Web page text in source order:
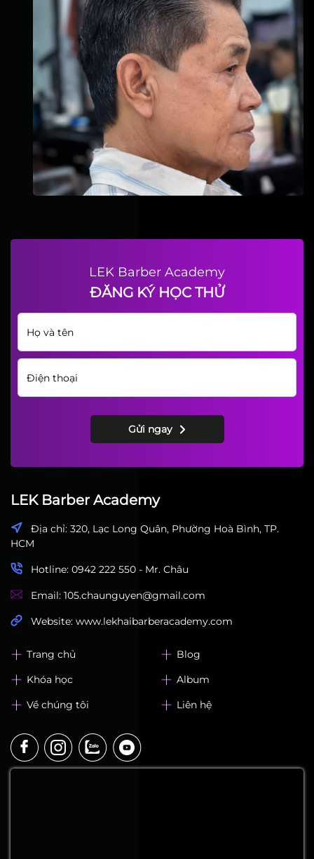
LEK Barber Academy
ĐĂNG KÝ HỌC THỬ
Gửi ngay
LEK Barber Academy
Địa chỉ: 320, Lạc Long Quân, Phường Hoà Bình, TP.
HCM
Hotline: 0942 222 550 - Mr. Châu
Email: 105.chaunguyen@gmail.com
Website: www.lekhaibarberacademy.com
Trang chủ
Blog
Khóa học
Album
Về chúng tôi
Liên hệ